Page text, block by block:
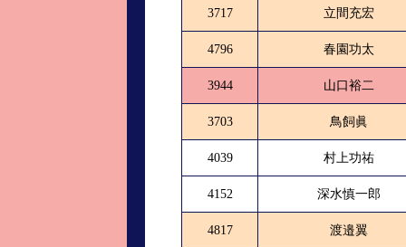
3717 立間充宏
4796 春園功太
3944 山口裕二
3703 鳥飼眞
4039 村上功祐
4152 深水慎一郎
4817 渡邉翼